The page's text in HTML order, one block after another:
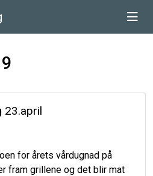
23.april
for årets vårdugnad på
fram grillene og det blir mat